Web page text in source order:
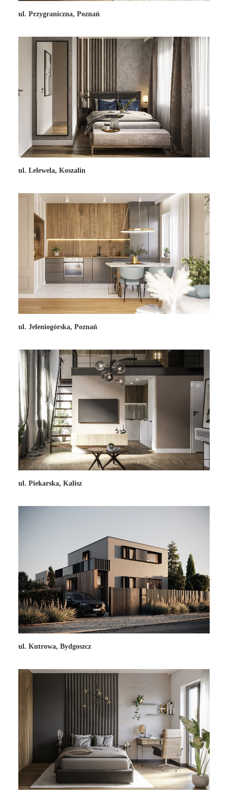
ul. Przygraniczna, Poznań
ul. Lelewela, Koszalin
ul. Jeleniogórska, Poznań
ul. Piekarska, Kalisz
ul. Kutrowa, Bydgoszcz